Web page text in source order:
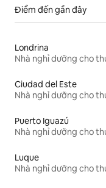
Điểm đến gần đây
Londrina
Nhà nghỉ dưỡng cho
Ciudad del Este
Nhà nghỉ dưỡng cho
Puerto Iguazú
Nhà nghỉ dưỡng cho
Luque
Nhà nghỉ dưỡng cho